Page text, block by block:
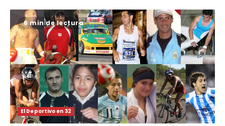
6 min de lectura
El Deportivo en 32